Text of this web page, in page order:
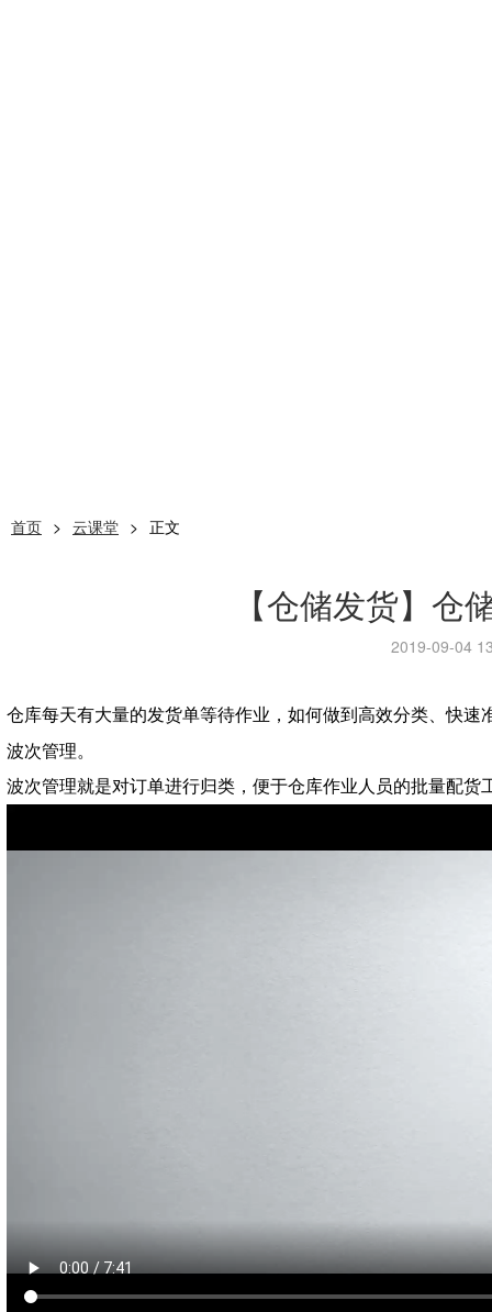
首页 > 云课堂 > 正文
【仓储发货】仓
2019-09-04
仓库每天有大量的发货单等待作业，如何做到高效分类、快
波次管理。
波次管理就是对订单进行归类，便于仓库作业人员的批量配货